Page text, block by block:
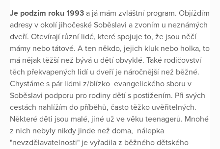
Je podzim roku 1993 a já mám zvláštní program. Objíždím
adresy v okolí jihočeské Soběslavi a zvoním u neznámých
dveří. Otevírají různí lidé, které spojuje to, že jsou něčí
mámy nebo tátové. A ten někdo, jejich kluk nebo holka, to
má nějak těžší než bývá u dětí obvyklé. Také rodičovství
těch překvapených lidí u dveří je náročnější než běžné.
Chystáme s pár lidmi z/blízko evangelického sboru v
Soběslavi podporu pro rodiny dětí s postižením. Při svých
cestách nahlížím do příběhů, často těžko uvěřitelných.
Některé děti jsou malé, jiné už ve věku teenagerů. Mnohé
z nich nebyly nikdy jinde než doma, nálepka
"nevzdělavatelnosti" je vyřadila z běžného dětského